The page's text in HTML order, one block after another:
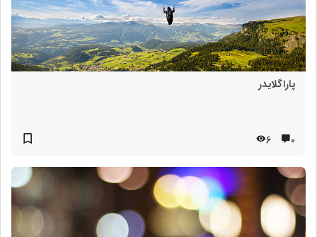
پاراگلایدر
۰ 6